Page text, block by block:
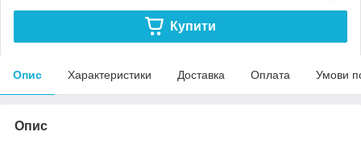
Купити
Опис Характеристики Доставка Оплата Умови
Опис